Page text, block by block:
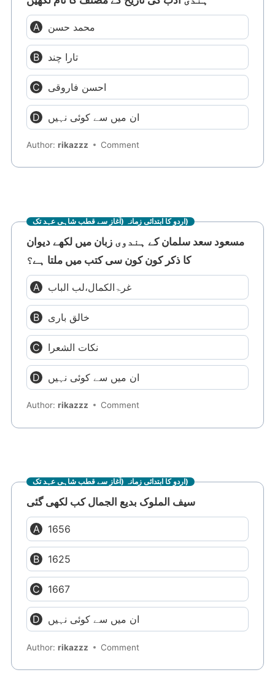
محمد حسن
تارا چند
احسن فاروقی
ان میں سے کوئی نہیں
Author:rikazzz Comment
اردو کا ابتدائی زمانہ (آغاز سے قطب شاہی عہد تک)
مسعود سعد سلمان کے ہندوی زبان میں لکھے دیوان
کا ذکر کون کون سی کتب میں ملتا ہے؟
غرۃالکمال،لب الباب
خالق باری
نکات الشعرا
ان میں سے کوئی نہیں
Author:rikazzz Comment
اردو کا ابتدائی زمانہ (آغاز سے قطب شاہی عہد تک)
سیف الملوک بدیع الجمال کب لکھی گئی
1656
1625
1667
ان میں سے کوئی نہیں
Author:rikazzz Comment